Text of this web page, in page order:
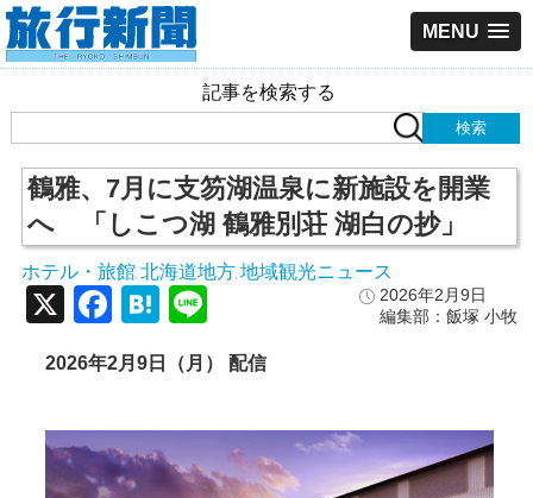
MENU
記事を検索する
鶴雅、7月に支笏湖温泉に新施設を開業
へ 「しこつ湖 鶴雅別荘 湖白の抄」
ホテル・旅館 北海道地方 地域観光ニュース
2026年2月9日
編集部：飯塚 小牧
X Facebook
Hatena
2026年2月9日（月） 配信